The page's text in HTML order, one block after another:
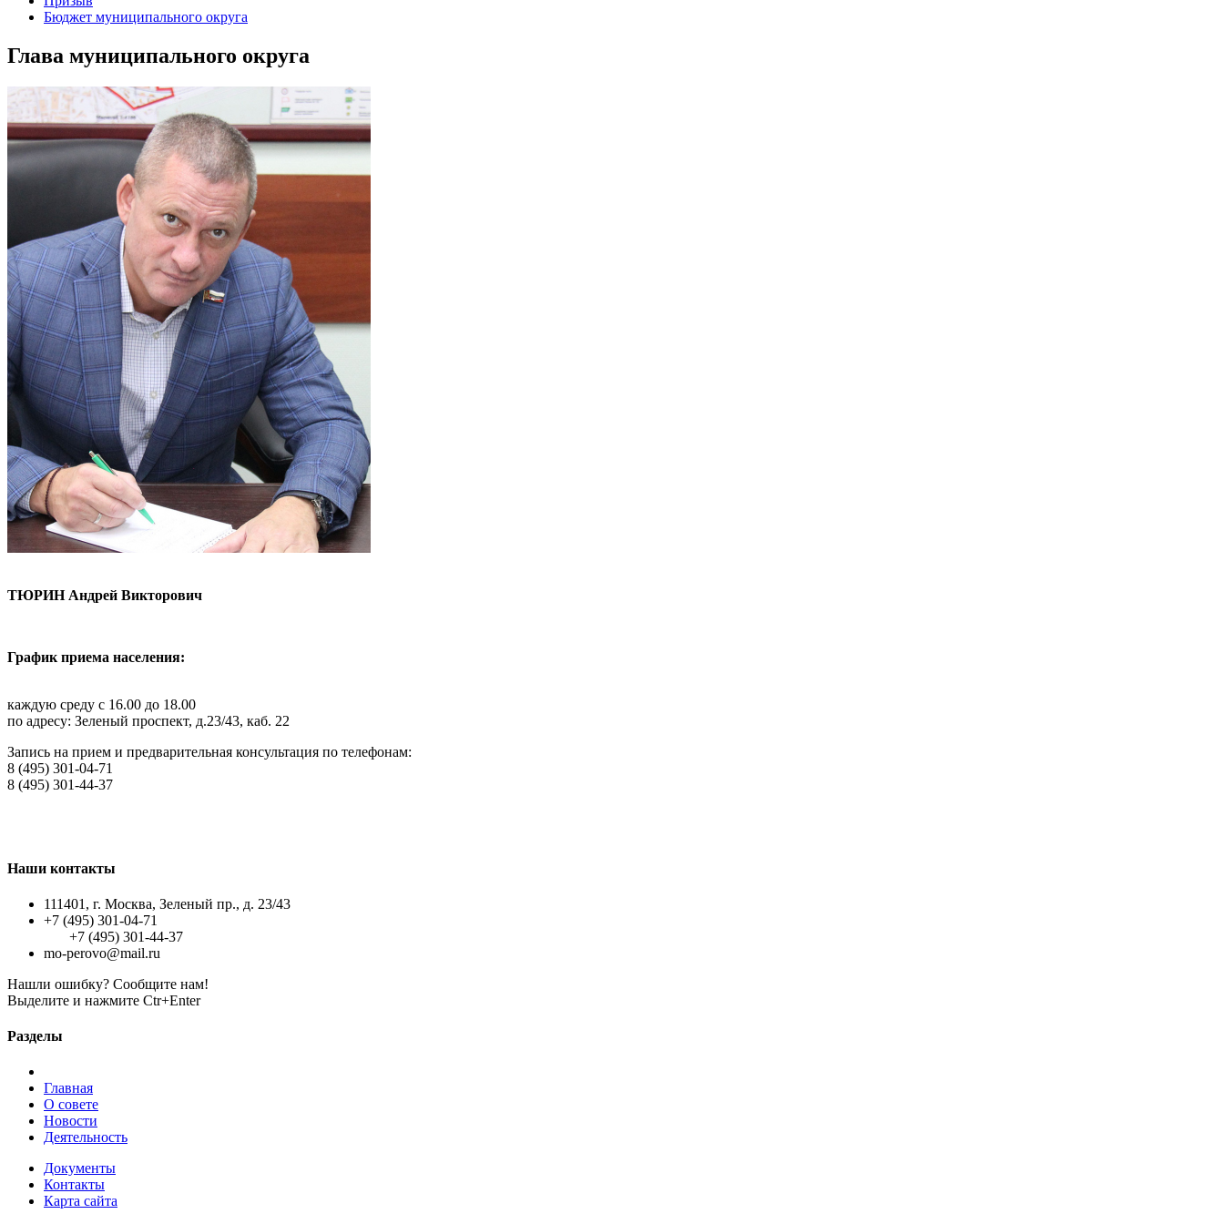
Бюджет муниципального округа
Глава муниципального округа
ТЮРИН Андрей Викторович
График приема населения:
каждую среду с 16.00 до 18.00
по адресу: Зеленый проспект, д.23/43, каб. 22
Запись на прием и предварительная консультация по телефонам:
8 (495) 301-04-71
8 (495) 301-44-37
Наши контакты
111401, г. Москва, Зеленый пр., д. 23/43
+7 (495) 301-04-71
+7 (495) 301-44-37
mo-perovo@mail.ru
Нашли ошибку? Сообщите нам!
Выделите и нажмите Ctr+Enter
Разделы
Главная
О совете
Новости
Деятельность
Документы
Контакты
Карта сайта